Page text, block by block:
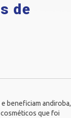
de
beneficiam andiroba,
cosméticos que foi